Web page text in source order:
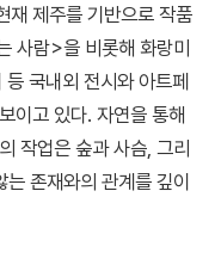
재 제주를 기반으로 작품
사람>을 비롯해 화랑미
국내외 전시와 아트페
이고 있다. 자연을 통해
작업은 숲과 사슴, 그리
존재와의 관계를 깊이